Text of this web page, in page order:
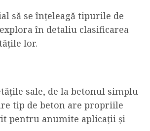
să se înțeleagă tipurile de
în detaliu clasificarea
lor.
sale, de la betonul simplu
tip de beton are propriile
pentru anumite aplicații și